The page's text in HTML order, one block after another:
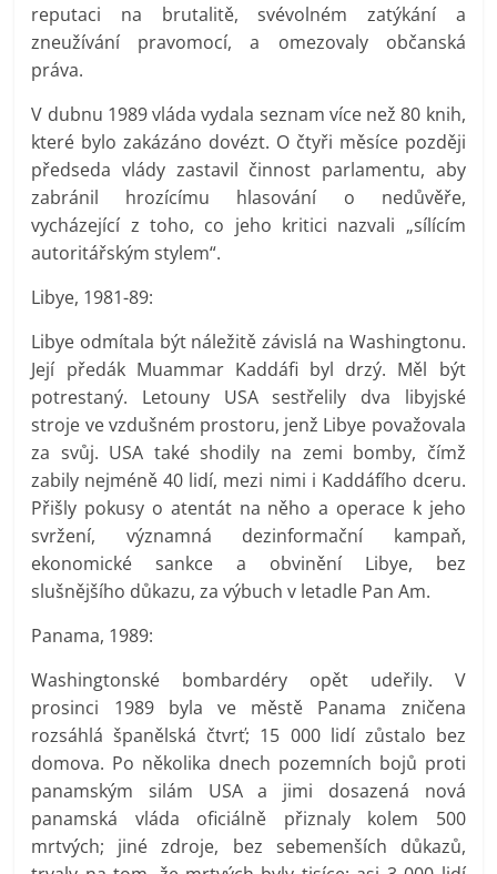
reputaci na brutalitě, svévolném zatýkání a
zneužívání pravomocí, a omezovaly občanská
práva.
V dubnu 1989 vláda vydala seznam více než 80 knih,
které bylo zakázáno dovézt. O čtyři měsíce později
předseda vlády zastavil činnost parlamentu, aby
zabránil hrozícímu hlasování o nedůvěře,
vycházející z toho, co jeho kritici nazvali „sílícím
autoritářským stylem“.
Libye, 1981-89:
Libye odmítala být náležitě závislá na Washingtonu.
Její předák Muammar Kaddáfi byl drzý. Měl být
potrestaný. Letouny USA sestřelily dva libyjské
stroje ve vzdušném prostoru, jenž Libye považovala
za svůj. USA také shodily na zemi bomby, čímž
zabily nejméně 40 lidí, mezi nimi i Kaddáfího dceru.
Přišly pokusy o atentát na něho a operace k jeho
svržení, významná dezinformační kampaň,
ekonomické sankce a obvinění Libye, bez
slušnějšího důkazu, za výbuch v letadle Pan Am.
Panama, 1989:
Washingtonské bombardéry opět udeřily. V
prosinci 1989 byla ve městě Panama zničena
rozsáhlá španělská čtvrť; 15 000 lidí zůstalo bez
domova. Po několika dnech pozemních bojů proti
panamským silám USA a jimi dosazená nová
panamská vláda oficiálně přiznaly kolem 500
mrtvých; jiné zdroje, bez sebemenších důkazů,